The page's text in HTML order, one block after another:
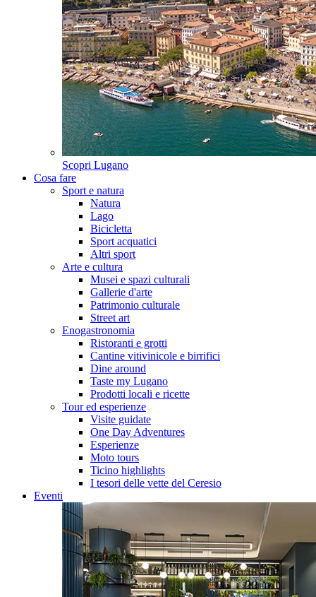
Scopri Lugano
Cosa fare
Sport e natura
Natura
Lago
Bicicletta
Sport acquatici
Altri sport
Arte e cultura
Musei e spazi culturali
Gallerie d'arte
Patrimonio culturale
Street art
Enogastronomia
Ristoranti e grotti
Cantine vitivinicole e birrifici
Dine around
Taste my Lugano
Prodotti locali e ricette
Tour ed esperienze
Visite guidate
One Day Adventures
Esperienze
Moto tours
Ticino highlights
I tesori delle vette del Ceresio
Eventi